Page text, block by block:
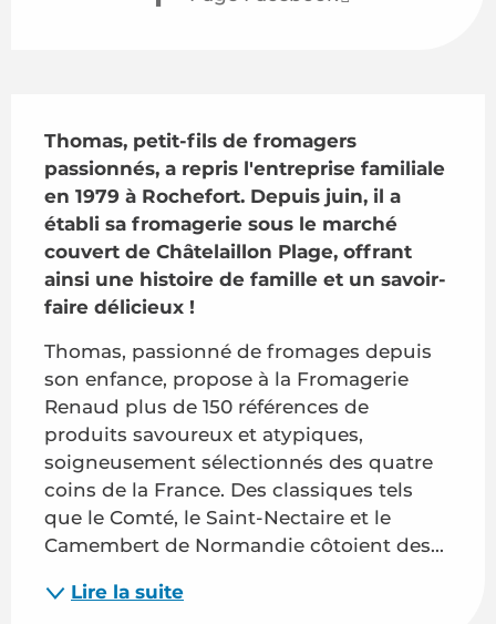
Thomas, petit-fils de fromagers
passionnés, a repris l'entreprise familiale
en 1979 à Rochefort. Depuis juin, il a
établi sa fromagerie sous le marché
couvert de Châtelaillon Plage, offrant
ainsi une histoire de famille et un savoir-
faire délicieux !
Thomas, passionné de fromages depuis
son enfance, propose à la Fromagerie
Renaud plus de 150 références de
produits savoureux et atypiques,
soigneusement sélectionnés des quatre
coins de la France. Des classiques tels
que le Comté, le Saint-Nectaire et le
Camembert de Normandie côtoient des...
Lire la suite